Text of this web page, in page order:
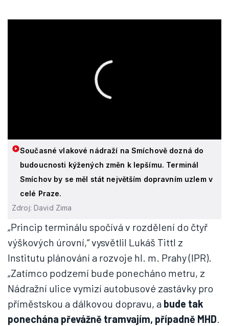
Současné vlakové nádraží na Smíchově dozná do
budoucnosti kýžených změn k lepšímu. Terminál
Smíchov by se měl stát největším dopravním uzlem v
celé Praze.
Zdroj: David Zima
„Princip terminálu spočívá v rozdělení do čtyř
výškových úrovní,“ vysvětlil Lukáš Tittl z
Institutu plánování a rozvoje hl. m. Prahy (IPR).
„Zatímco podzemí bude ponecháno metru, z
Nádražní ulice vymizí autobusové zastávky pro
příměstskou a dálkovou dopravu, a bude tak
ponechána převážně tramvajím, případně MHD.